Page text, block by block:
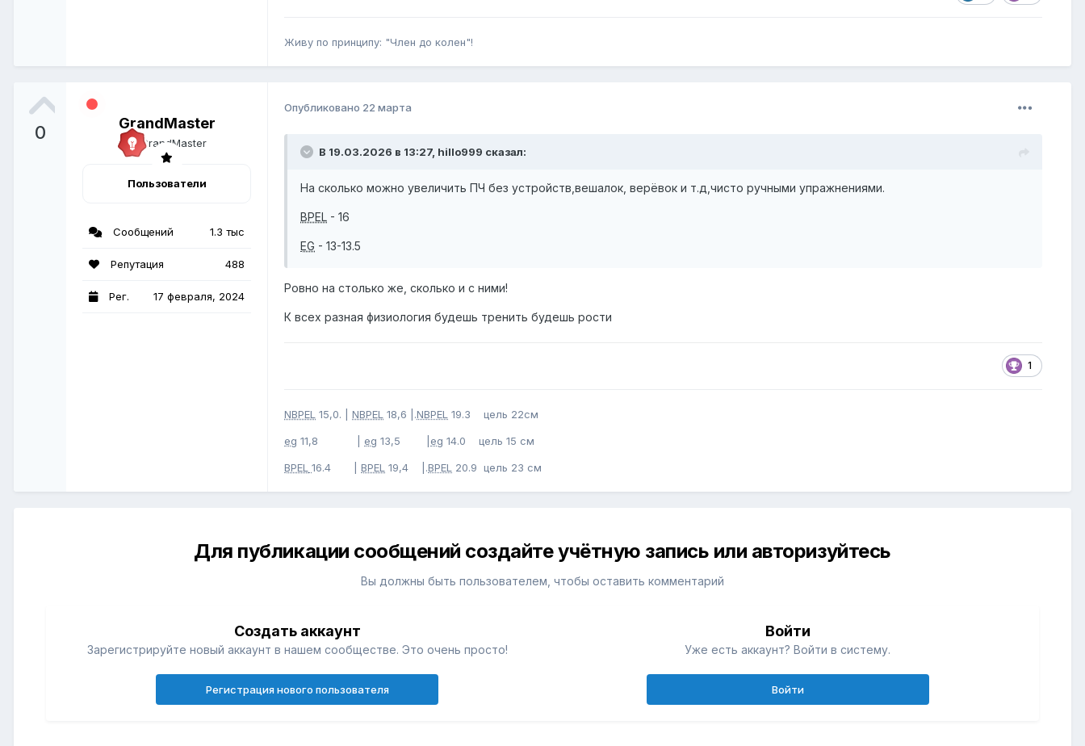
Живу по принципу: "Член до колен"!
0 GrandMaster
Пользователи
Сообщений 1.3 тыс
Репутация 488
Рег. 17 февраля, 2024
Опубликовано 22 марта
В 19.03.2026 в 13:27, hillo999 сказал:
На сколько можно увеличить ПЧ без устройств,вешалок, верёвок и т.д,чисто ручными упражнениями.
BPEL - 16
EG - 13-13.5
Ровно на столько же, сколько и с ними!
К всех разная физиология будешь тренить будешь рости
1
NBPEL 15,0. | NBPEL 18,6 |.NBPEL 19.3 цель 22см
eg 11,8 | eg 13,5 | eg 14.0 цель 15 см
BPEL 16.4 | BPEL 19,4 |.BPEL 20.9 цель 23 см
Для публикации сообщений создайте учётную запись или авторизуйтесь
Вы должны быть пользователем, чтобы оставить комментарий
Создать аккаунт
Зарегистрируйте новый аккаунт в нашем сообществе. Это очень просто!
Регистрация нового пользователя
Войти
Уже есть аккаунт? Войти в систему.
Войти